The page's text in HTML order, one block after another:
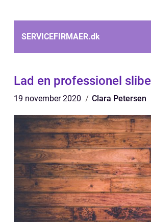
SERVICEFIRMAER.dk
Lad en professionel
19 november 2020 Clara Petersen